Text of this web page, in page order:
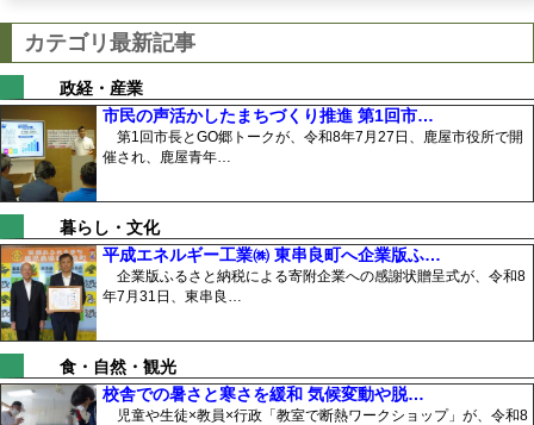
カテゴリ最新記事
政経・産業
市民の声活かしたまちづくり推進 第1回市…
第1回市長とGO郷トークが、令和8年7月27日、鹿屋市役所で開
催され、鹿屋青年…
暮らし・文化
平成エネルギー工業㈱ 東串良町へ企業版ふ…
企業版ふるさと納税による寄附企業への感謝状贈呈式が、令和8
年7月31日、東串良…
食・自然・観光
校舎での暑さと寒さを緩和 気候変動や脱…
児童や生徒×教員×行政「教室で断熱ワークショップ」が、令和8